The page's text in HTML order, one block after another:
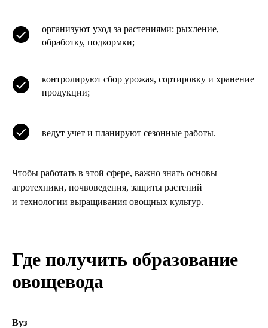
организуют уход за растениями: рыхление,
обработку, подкормки;
контролируют сбор урожая, сортировку и хранение
продукции;
ведут учет и планируют сезонные работы.
Чтобы работать в этой сфере, важно знать основы
агротехники, почвоведения, защиты растений
и технологии выращивания овощных культур.
Где получить образование
овощевода
Вуз